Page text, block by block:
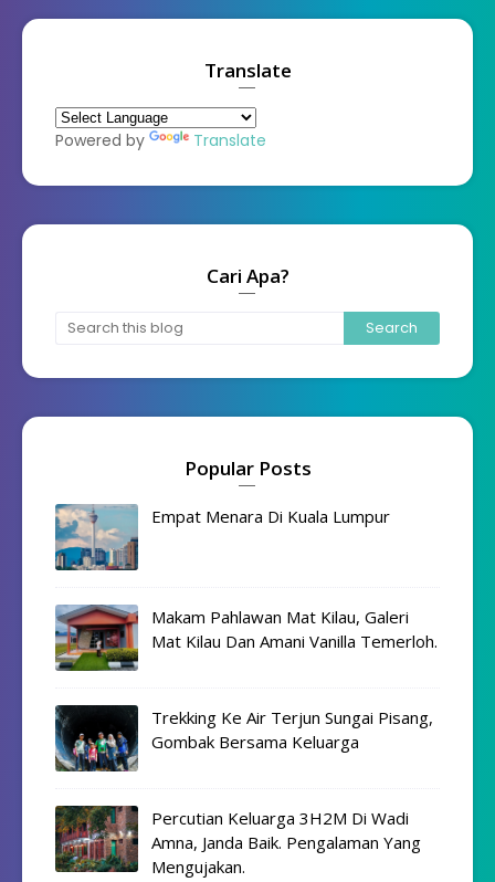
Translate
Powered by Translate
Cari Apa?
Popular Posts
Empat Menara Di Kuala Lumpur
Makam Pahlawan Mat Kilau, Galeri
Mat Kilau Dan Amani Vanilla Temerloh.
Trekking Ke Air Terjun Sungai Pisang,
Gombak Bersama Keluarga
Percutian Keluarga 3H2M Di Wadi
Amna, Janda Baik. Pengalaman Yang
Mengujakan.